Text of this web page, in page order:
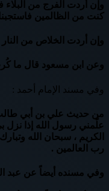
وإن أردت الفرج من البلاء
كنت من الظالمين
وإن أردت الخلاص من
وعن ابن مسعود قال ما كُرب
وفي مسند الإمام أحمد :
من حديث علي بن أبي
علّمني رسول الله إذا نزل
الكريم ، سبحان الله
رب العالمين .
وفي مسنده أيضاً عن عبد